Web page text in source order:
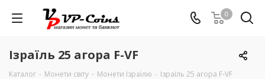
0
Ізраїль 25 агора F-VF
Каталог - Монети світу - Монети Ізраїлю - Ізраїль 25 агора F-VF